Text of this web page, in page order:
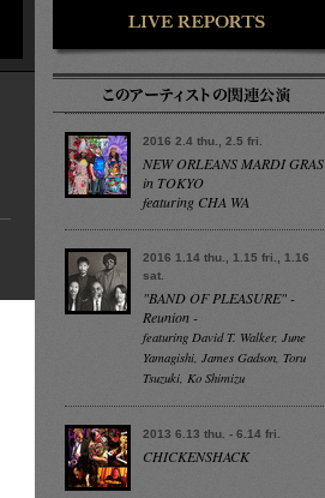
2016 2.4 thu., 2.5 fri.
NEW ORLEANS MARDI GRAS
in TOKYO
featuring CHA WA
2016 1.14 thu., 1.15 fri., 1.16
sat.
"BAND OF PLEASURE" -
Reunion -
featuring David T. Walker, June
Yamagishi, James Gadson, Toru
Tsuzuki, Ko Shimizu
2013 6.13 thu. - 6.14 fri.
CHICKENSHACK